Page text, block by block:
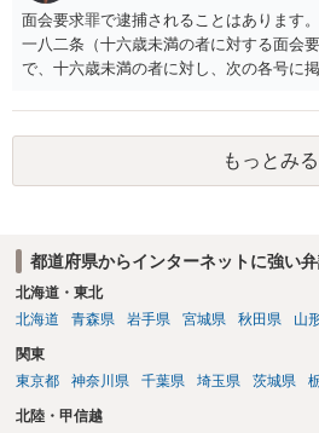
も）、相談者さんが刑事民事の責任に問
私見ながらご参考まで。
面会要求罪で逮捕されることはあります
一八二条（十六歳未満の者に対する面会
で、十六歳未満の者に対し、次の各号に
が生まれた日より五年以上前の日に生ま
下の拘禁刑又は五十万円以下の罰金に処
い又は誘惑して面会を要求すること。
反復して面会を要求すること。 三 金銭
二年以下の拘禁刑又は百万円以下の罰金
もっとみる
都道府県からインターネットに強い
北海道・東北
北海道
青森県 岩手県 宮城県 秋田県 山
関東
東京都
神奈川県 千葉県 埼玉県 茨城県
北陸・甲信越